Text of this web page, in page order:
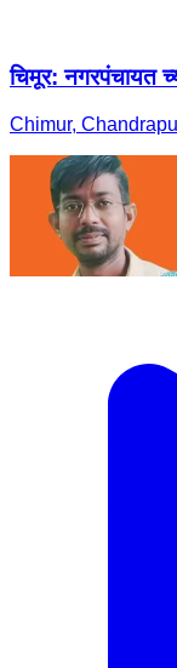
चिमूर: नगरपंचायत
Chimur,